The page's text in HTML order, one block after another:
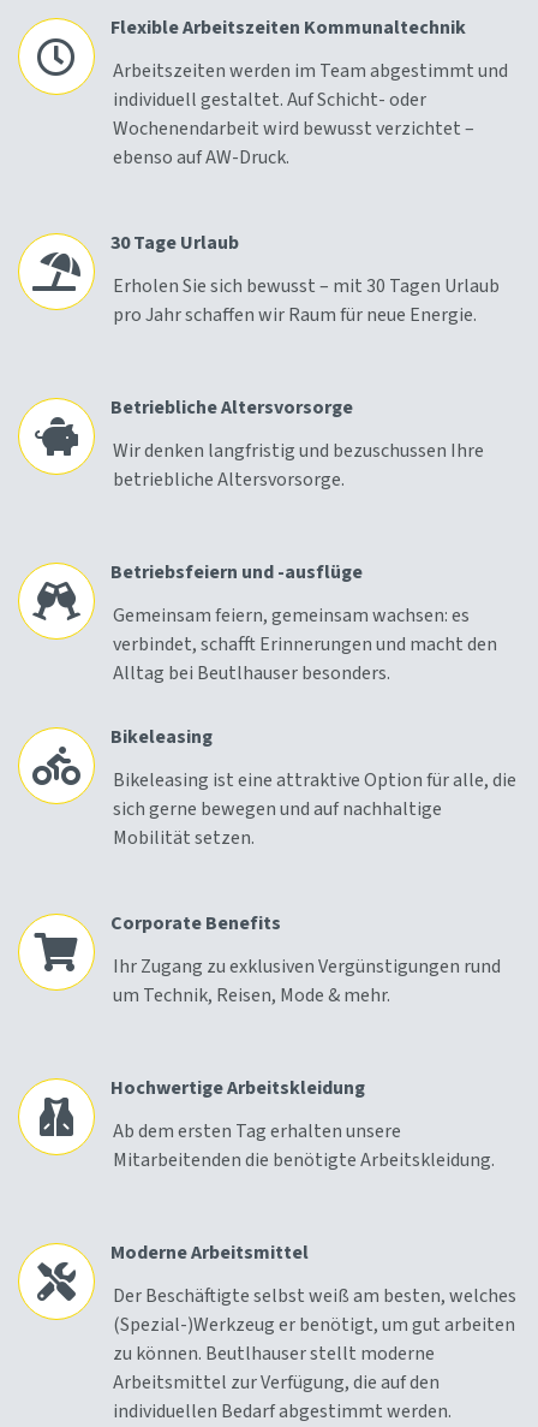
Flexible Arbeitszeiten Kommunaltechnik
Arbeitszeiten werden im Team abgestimmt und
individuell gestaltet. Auf Schicht- oder
Wochenendarbeit wird bewusst verzichtet –
ebenso auf AW-Druck.
30 Tage Urlaub
Erholen Sie sich bewusst – mit 30 Tagen Urlaub
pro Jahr schaffen wir Raum für neue Energie.
Betriebliche Altersvorsorge
Wir denken langfristig und bezuschussen Ihre
betriebliche Altersvorsorge.
Betriebsfeiern und -ausflüge
Gemeinsam feiern, gemeinsam wachsen: es
verbindet, schafft Erinnerungen und macht den
Alltag bei Beutlhauser besonders.
Bikeleasing
Bikeleasing ist eine attraktive Option für alle, die
sich gerne bewegen und auf nachhaltige
Mobilität setzen.
Corporate Benefits
Ihr Zugang zu exklusiven Vergünstigungen rund
um Technik, Reisen, Mode & mehr.
Hochwertige Arbeitskleidung
Ab dem ersten Tag erhalten unsere
Mitarbeitenden die benötigte Arbeitskleidung.
Moderne Arbeitsmittel
Der Beschäftigte selbst weiß am besten, welches
(Spezial-)Werkzeug er benötigt, um gut arbeiten
zu können. Beutlhauser stellt moderne
Arbeitsmittel zur Verfügung, die auf den
individuellen Bedarf abgestimmt werden.